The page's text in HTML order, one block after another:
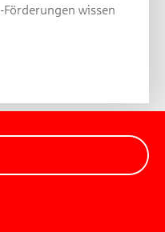
Förderungen wissen